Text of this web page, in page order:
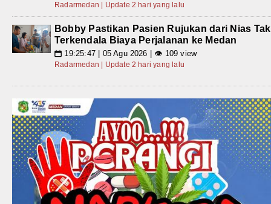
Radarmedan | Update 2 hari yang lalu
Bobby Pastikan Pasien Rujukan dari Nias Tak
Terkendala Biaya Perjalanan ke Medan
📅 19:25:47 | 05 Agu 2026 | 👁 109 view
Radarmedan | Update 2 hari yang lalu